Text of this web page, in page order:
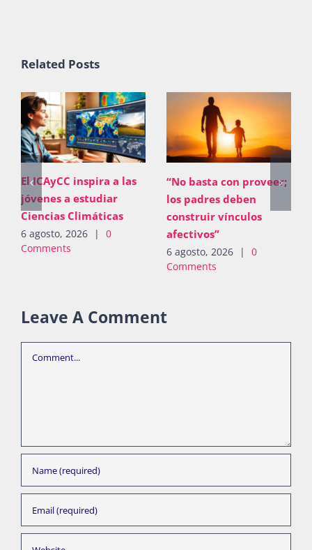
Related Posts
El ICAyCC inspira a las
jóvenes a estudiar
Ciencias Climáticas
6 agosto, 2026 |
0
Comments
“No basta con proveer;
los padres deben
construir vínculos
afectivos”
6 agosto, 2026 |
0
Comments
Leave A Comment
Comment